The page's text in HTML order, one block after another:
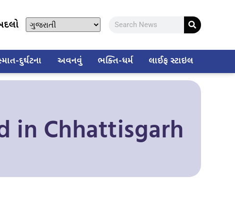
દુર્ઘટના અવનવું ભક્તિ-ધર્મ લાઈફ સ્ટાઇલ
in Chhattisgarh